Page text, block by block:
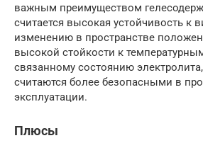
важным преимуществом
считается высокая устойчивость к
изменению в пространстве
высокой стойкости к
связанному состоянию
считаются более безопасными в
эксплуатации.
Плюсы